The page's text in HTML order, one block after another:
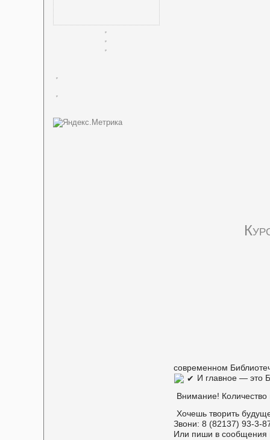
современном
И главное — это
Внимание! Количество
Хочешь творить
Звони: 8 (82137) 93-3-
Или пиши в сообщения